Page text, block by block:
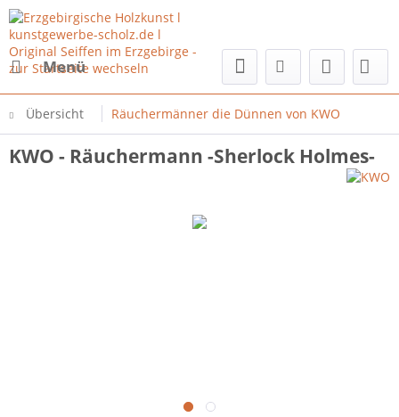
Menü
Übersicht Räuchermänner die Dünnen von KWO
KWO - Räuchermann -Sherlock Holmes-